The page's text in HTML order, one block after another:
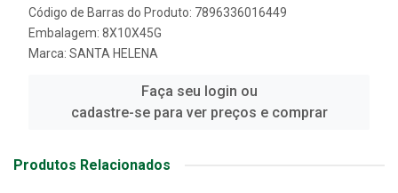
Código de Barras do Produto: 7896336016449
Embalagem: 8X10X45G
Marca: SANTA HELENA
Faça seu login ou
cadastre-se para ver preços e comprar
Produtos Relacionados